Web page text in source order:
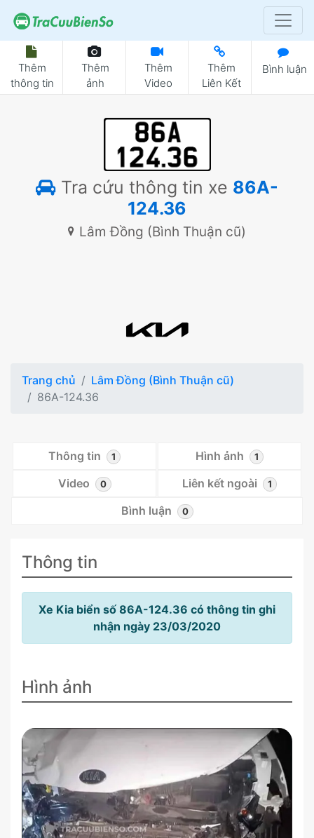
Thêm
thông tin
Thêm
ảnh
Thêm
Video
Thêm
Liên Kết
Bình luận
Tra cứu thông tin xe 86A-
124.36
Lâm Đồng (Bình Thuận cũ)
Trang chủ
Lâm Đồng (Bình Thuận cũ)
86A-124.36
Thông tin 1 Hình ảnh 1
Video 0 Liên kết ngoài 1
Bình luận 0
Thông tin
Xe Kia biển số 86A-124.36 có thông tin ghi
nhận ngày 23/03/2020
Hình ảnh